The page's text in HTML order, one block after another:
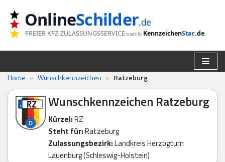
Zum
Inhalt
springen
OnlineSchilder.de
FREIER KFZ-ZULASSUNGSSERVICE made by KennzeichenStar.de
Home » Wunschkennzeichen » Ratzeburg
Wunschkennzeichen Ratzeburg
Kürzel:RZ
Steht für:Ratzeburg
Zulassungsbezirk:Landkreis Herzogtum
Lauenburg (Schleswig-Holstein)